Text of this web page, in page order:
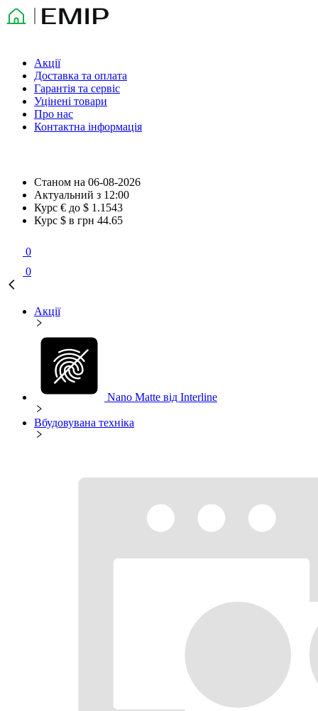
Акції
Доставка та оплата
Гарантія та сервіс
Уцінені товари
Про нас
Контактна інформація
Станом на 06-08-2026
Актуальний з 12:00
Курс € до $ 1.1543
Курс $ в грн 44.65
0
0
Акції
Nano Matte від Interline
Вбудовувана техніка